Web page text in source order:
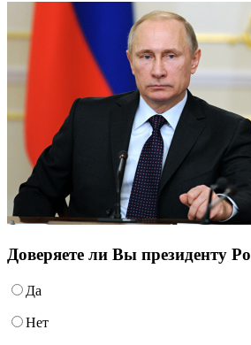
Доверяете ли Вы президенту
Да
Нет